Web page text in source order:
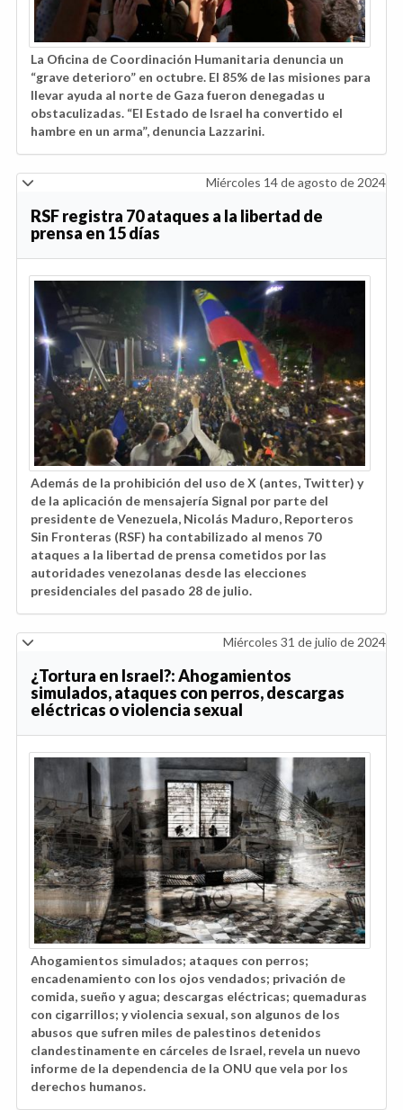
La Oficina de Coordinación Humanitaria denuncia un
“grave deterioro” en octubre. El 85% de las misiones para
llevar ayuda al norte de Gaza fueron denegadas u
obstaculizadas. “El Estado de Israel ha convertido el
hambre en un arma”, denuncia Lazzarini.
Miércoles 14 de agosto de 2024
RSF registra 70 ataques a la libertad de
prensa en 15 días
Además de la prohibición del uso de X (antes, Twitter) y
de la aplicación de mensajería Signal por parte del
presidente de Venezuela, Nicolás Maduro, Reporteros
Sin Fronteras (RSF) ha contabilizado al menos 70
ataques a la libertad de prensa cometidos por las
autoridades venezolanas desde las elecciones
presidenciales del pasado 28 de julio.
Miércoles 31 de julio de 2024
¿Tortura en Israel?: Ahogamientos
simulados, ataques con perros, descargas
eléctricas o violencia sexual
Ahogamientos simulados; ataques con perros;
encadenamiento con los ojos vendados; privación de
comida, sueño y agua; descargas eléctricas; quemaduras
con cigarrillos; y violencia sexual, son algunos de los
abusos que sufren miles de palestinos detenidos
clandestinamente en cárceles de Israel, revela un nuevo
informe de la dependencia de la ONU que vela por los
derechos humanos.